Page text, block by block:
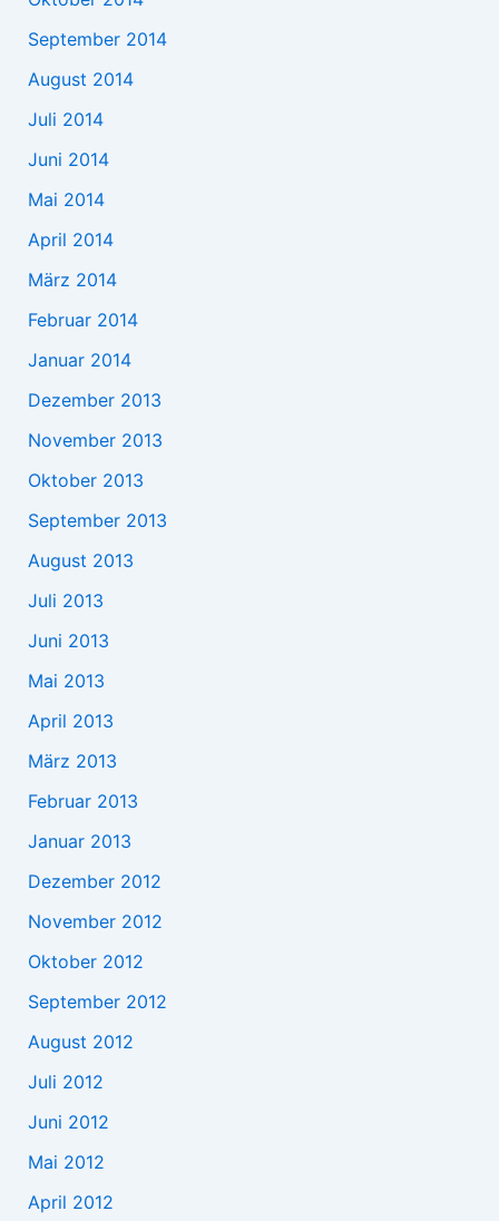
September 2014
August 2014
Juli 2014
Juni 2014
Mai 2014
April 2014
März 2014
Februar 2014
Januar 2014
Dezember 2013
November 2013
Oktober 2013
September 2013
August 2013
Juli 2013
Juni 2013
Mai 2013
April 2013
März 2013
Februar 2013
Januar 2013
Dezember 2012
November 2012
Oktober 2012
September 2012
August 2012
Juli 2012
Juni 2012
Mai 2012
April 2012